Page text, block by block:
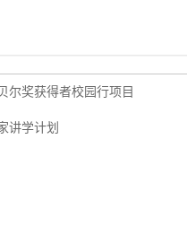
尔奖获得者校园行项目
讲学计划